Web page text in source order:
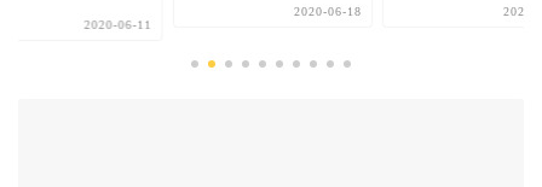
2020-06-18 2021-